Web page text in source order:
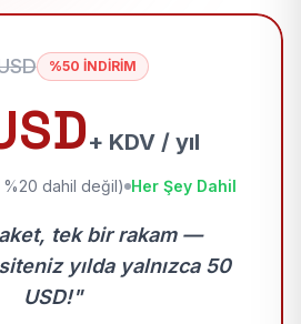
%50 İNDİRİM
+ KDV / yıl
%20 dahil değil) Her Şey Dahil
tek bir rakam —
yılda yalnızca 50
USD!"